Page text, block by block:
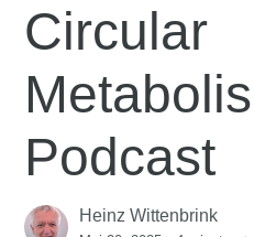
Circular
Podcast
Heinz Wittenbrink